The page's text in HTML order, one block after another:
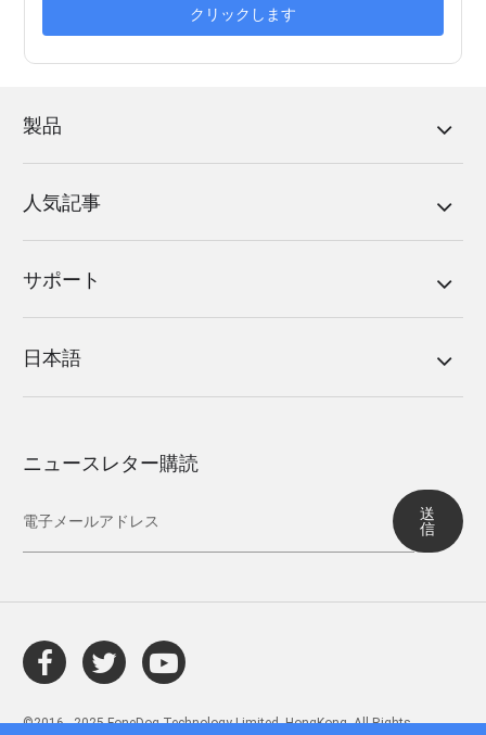
クリックします
製品
人気記事
サポート
日本語
ニュースレター購読
送
信
©2016 - 2025 FoneDog Technology Limited, HongKong. All Rights